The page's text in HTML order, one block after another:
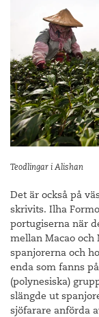
Teodlingar i Alishan
Det är också på
skrivits. Ilha
portugiserna när
mellan Macao och
spanjorerna och
enda som fanns
(polynesiska)
slängde ut
sjöfarare anförda